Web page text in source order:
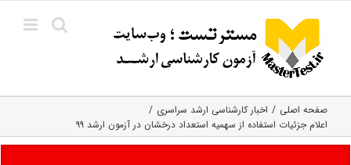
content
صفحه اصلی
اخبار کارشناسی ارشد سراسری
اعلام جزئیات استفاده از سهمیه استعداد درخشان در آزمون ارشد ۹۹